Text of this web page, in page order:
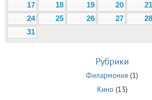
17
18 19 20 21
24
25 26 27 28
31
Рубрики
Филармония (1)
Кино(13)